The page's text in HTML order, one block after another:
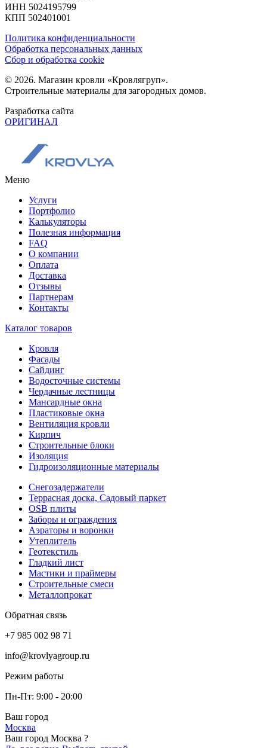
ИНН 5024195799
КПП 502401001
Политика конфиденциальности
Обработка персональных данных
Сбор и обработка cookie
© 2026. Магазин кровли «Кровлягруп».
Строительные материалы для загородных домов.
Разработка сайта
ОРИГИНАЛ
Меню
Услуги
Портфолио
Калькуляторы
Полезная информация
FAQ
О компании
Оплата
Доставка
Отзывы
Партнерам
Контакты
Каталог товаров
Кровля
Фасады
Сайдинг
Водосточные системы
Чердачные лестницы
Мансардные окна
Пластиковые окна
Вентиляция кровли
Кирпич
Строительные блоки
Изоляция
Гидроизоляционные материалы
Снегозадержатели
Террасная доска, Садовый паркет
OSB плиты
Заборы и ограждения
Аэраторы и воронки
Утеплитель
Геотекстиль
Гладкий лист
Мастики и праймеры
Строительные смеси
Металлопрокат
Обратная связь
+7 985 002 98 71
info@krovlyagroup.ru
Режим работы
Пн-Пт: 9:00 - 20:00
Ваш город
Москва
Ваш город Москва ?